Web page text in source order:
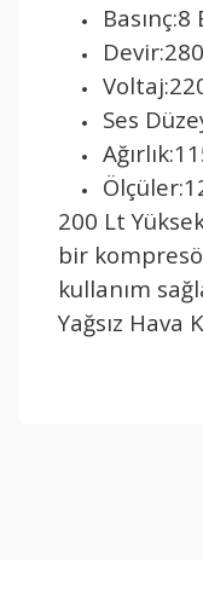
Basınç:8
Ses
200 Lt
bir
kullanım
Yağsız